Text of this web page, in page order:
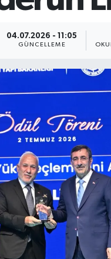
04.07.2026 - 11:05
GÜNCELLEME